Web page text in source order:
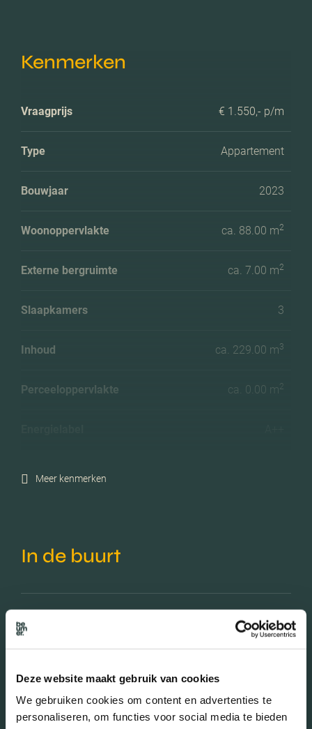
Deze website maakt gebruik van cookies
We gebruiken cookies om content en advertenties te
personaliseren, om functies voor social media te bieden
Kenmerken
Vraagprijs € 1.550,- p/m
Type Appartement
Bouwjaar 2023
Woonoppervlakte ca. 88.00 m2
Externe bergruimte ca. 7.00 m2
Slaapkamers 3
Inhoud ca. 229.00 m3
Perceeloppervlakte ca. 0.00 m2
Meer kenmerken
In de buurt
Stadhuis Luchthaven